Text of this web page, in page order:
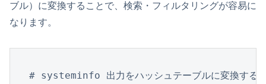
ブル）に変換することで、検索・フィルタリングが容易に
なります。
# systeminfo 出力をハッシュテーブルに変換する